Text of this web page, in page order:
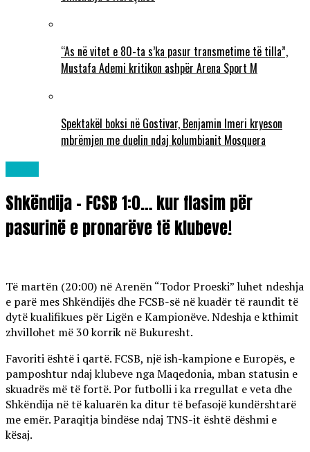
“As në vitet e 80-ta s’ka pasur transmetime të tilla”,
Mustafa Ademi kritikon ashpër Arena Sport M
Spektakël boksi në Gostivar, Benjamin Imeri kryeson
mbrëmjen me duelin ndaj kolumbianit Mosquera
Shkëndija – FCSB 1:0… kur flasim për
pasurinë e pronarëve të klubeve!
Të martën (20:00) në Arenën “Todor Proeski” luhet ndeshja
e parë mes Shkëndijës dhe FCSB-së në kuadër të raundit të
dytë kualifikues për Ligën e Kampionëve. Ndeshja e kthimit
zhvillohet më 30 korrik në Bukuresht.
Favoriti është i qartë. FCSB, një ish-kampione e Europës, e
pamposhtur ndaj klubeve nga Maqedonia, mban statusin e
skuadrës më të fortë. Por futbolli i ka rregullat e veta dhe
Shkëndija në të kaluarën ka ditur të befasojë kundërshtarë
me emër. Paraqitja bindëse ndaj TNS-it është dëshmi e
kësaj.